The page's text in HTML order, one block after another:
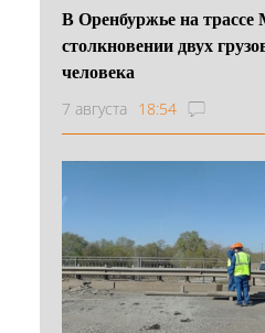
В Оренбуржье на
столкновении двух
человека
7 августа 18:54